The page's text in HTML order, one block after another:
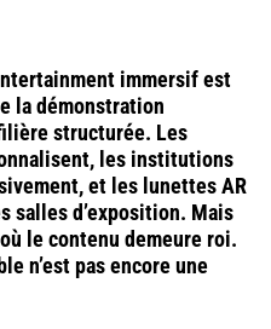
immersif est
la démonstration
structurée. Les
les institutions
et les lunettes AR
salles d’exposition. Mais
le contenu demeure roi.
n’est pas encore une